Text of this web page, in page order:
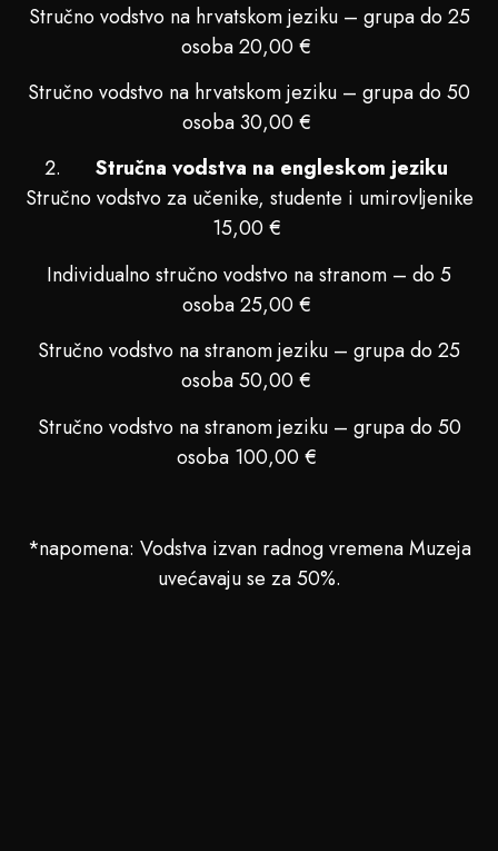
Stručno vodstvo na hrvatskom jeziku – grupa do 25
osoba 20,00 €
Stručno vodstvo na hrvatskom jeziku – grupa do 50
osoba 30,00 €
Stručna vodstva na engleskom jeziku
Stručno vodstvo za učenike, studente i umirovljenike
15,00 €
Individualno stručno vodstvo na stranom – do 5
osoba 25,00 €
Stručno vodstvo na stranom jeziku – grupa do 25
osoba 50,00 €
Stručno vodstvo na stranom jeziku – grupa do 50
osoba 100,00 €
*napomena: Vodstva izvan radnog vremena Muzeja
uvećavaju se za 50%.